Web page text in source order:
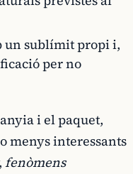
un sublímit propi i,
per no
i el paquet,
menys interessants
fenòmens